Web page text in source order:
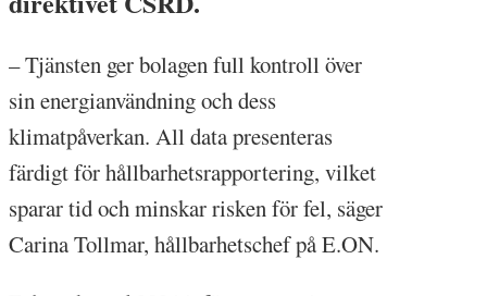
– Tjänsten ger bolagen full kontroll över
sin energianvändning och dess
klimatpåverkan. All data presenteras
färdigt för hållbarhetsrapportering, vilket
sparar tid och minskar risken för fel, säger
Carina Tollmar, hållbarhetschef på E.ON.